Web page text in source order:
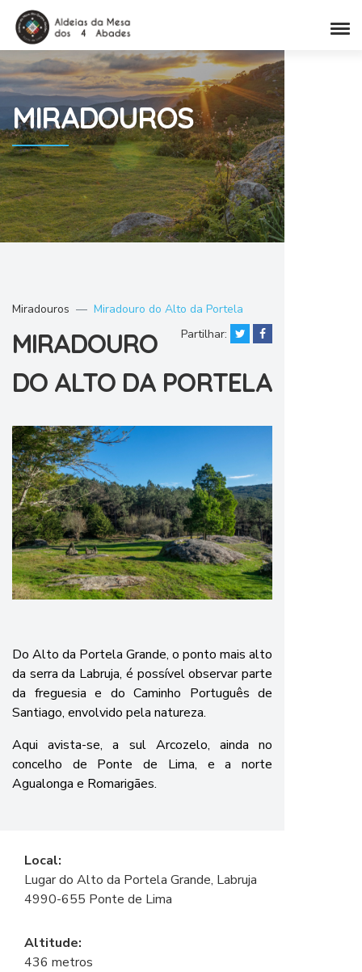
MIRADOUROS
Miradouros
Miradouro do Alto da Portela
Partilhar:
MIRADOURO
DO ALTO DA PORTELA
Do Alto da Portela Grande, o ponto mais alto
da serra da Labruja, é possível observar parte
da freguesia e do Caminho Português de
Santiago, envolvido pela natureza.
Aqui avista-se, a sul Arcozelo, ainda no
concelho de Ponte de Lima, e a norte
Agualonga e Romarigães.
Local:
Lugar do Alto da Portela Grande, Labruja
4990-655 Ponte de Lima
Altitude:
436 metros